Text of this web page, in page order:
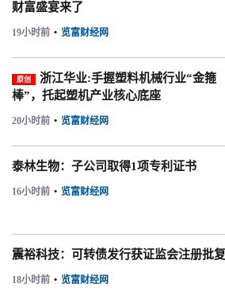
财富盛宴来了
19小时前 • 览富财经网
原创
浙江华业:手握塑料机械行业“金箍
棒”，托起塑机产业核心底座
20小时前 • 览富财经网
泰林生物：子公司取得1项专利证书
16小时前 • 览富财经网
震裕科技：可转债发行获证监会注册批复
18小时前 • 览富财经网